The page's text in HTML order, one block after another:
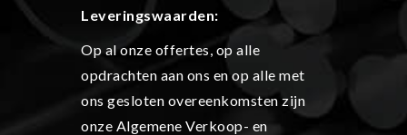
Leveringswaarden:
Op al onze offertes, op alle
opdrachten aan ons en op alle met
ons gesloten overeenkomsten zijn
onze Algemene Verkoop- en